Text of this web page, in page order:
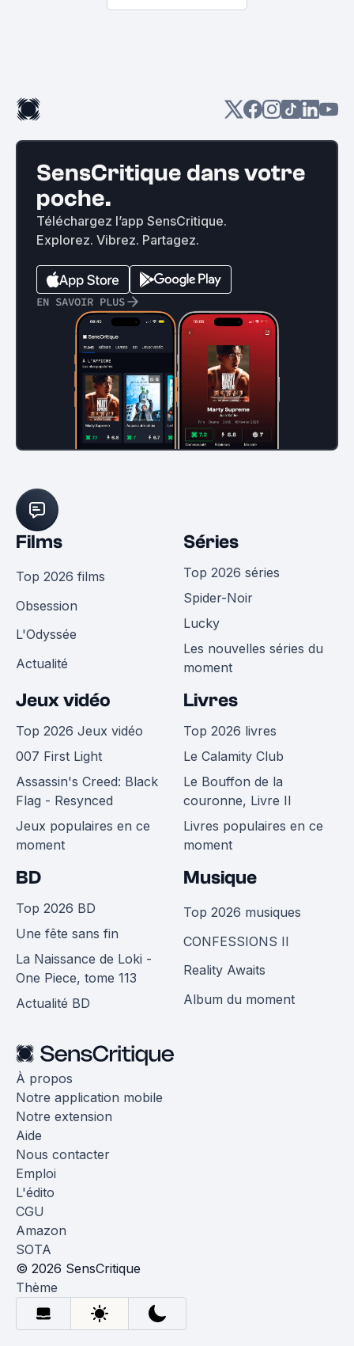
SensCritique dans votre
poche.
Téléchargez l’app SensCritique.
Explorez. Vibrez. Partagez.
EN SAVOIR PLUS
Films
Top 2026 films
Obsession
L'Odyssée
Actualité
Séries
Top 2026 séries
Spider-Noir
Lucky
Les nouvelles séries du
moment
Jeux vidéo
Top 2026 Jeux vidéo
007 First Light
Assassin's Creed: Black
Flag - Resynced
Jeux populaires en ce
moment
Livres
Top 2026 livres
Le Calamity Club
Le Bouffon de la
couronne, Livre II
Livres populaires en ce
moment
BD
Top 2026 BD
Une fête sans fin
La Naissance de Loki -
One Piece, tome 113
Actualité BD
Musique
Top 2026 musiques
CONFESSIONS II
Reality Awaits
Album du moment
À propos
Notre application mobile
Notre extension
Aide
Nous contacter
Emploi
L'édito
CGU
Amazon
SOTA
© 2026 SensCritique
Thème